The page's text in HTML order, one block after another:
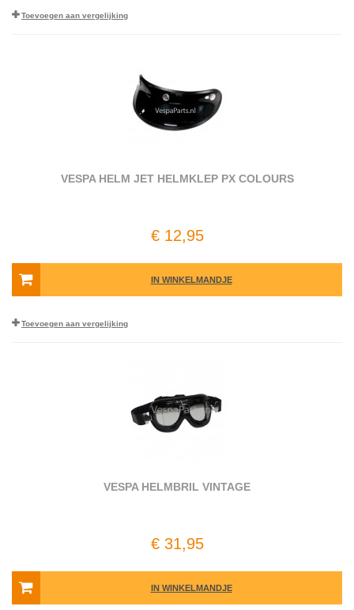
Toevoegen aan vergelijking
VESPA HELM JET HELMKLEP PX COLOURS
€ 12,95
IN WINKELMANDJE
Toevoegen aan vergelijking
VESPA HELMBRIL VINTAGE
€ 31,95
IN WINKELMANDJE